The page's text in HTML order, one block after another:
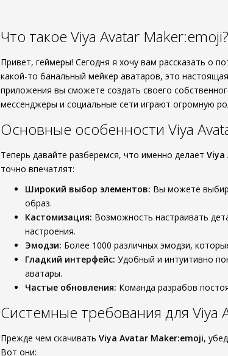
Что такое Viya Avatar Maker:emoji?
Привет, геймеры! Сегодня я хочу вам рассказать о
какой-то банальный мейкер аватаров, это
приложения вы сможете создать своего
мессенджеры и социальные сети играют огромную
Основные особенности Viya
Теперь давайте разберемся, что именно делает Viya
точно впечатлят:
Широкий выбор элементов: Вы можете
образ.
Кастомизация: Возможность настраивать
настроения.
Эмодзи: Более 1000 различных эмодзи,
Гладкий интерфейс: Удобный и интуитивно
аватары.
Частые обновления: Команда разрабов
Системные требования для Viya
Прежде чем скачивать Viya Avatar Maker:emoji,
Вот они: